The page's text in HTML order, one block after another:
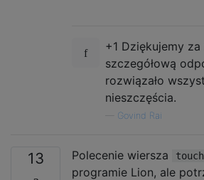
+1 Dziękujemy
szczegółową
rozwiązało
nieszczęścia.
Govind Rai
13 Polecenie wiersza touch
programie Lion, ale